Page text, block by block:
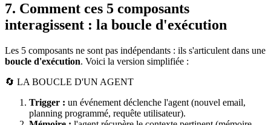
7. Comment ces 5 composants
interagissent : la boucle d'exécution
Les 5 composants ne sont pas indépendants : ils s'articulent dans une
boucle d'exécution. Voici la version simplifiée :
🔄 LA BOUCLE D'UN AGENT
Trigger : un événement déclenche l'agent (nouvel email,
planning programmé, requête utilisateur).